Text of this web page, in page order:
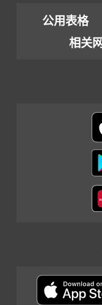
公用表格
相关